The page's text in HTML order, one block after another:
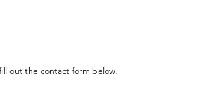
out the contact form below.